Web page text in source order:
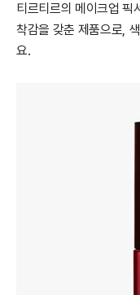
티르티르의 메이크업 픽
착감을 갖춘 제품으로,
요.